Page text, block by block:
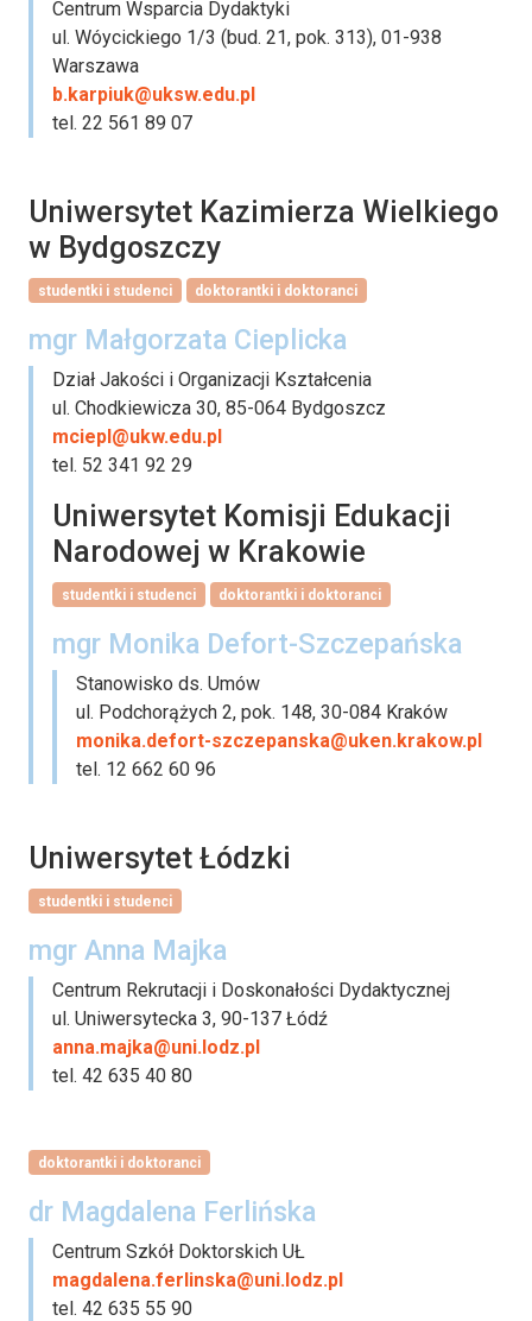
Centrum Wsparcia Dydaktyki
ul. Wóycickiego 1/3 (bud. 21, pok. 313), 01-938
Warszawa
b.karpiuk@uksw.edu.pl
tel. 22 561 89 07
Uniwersytet Kazimierza Wielkiego
w Bydgoszczy
studentki i studenci doktorantki i doktoranci
mgr Małgorzata Cieplicka
Dział Jakości i Organizacji Kształcenia
ul. Chodkiewicza 30, 85-064 Bydgoszcz
mciepl@ukw.edu.pl
tel. 52 341 92 29
Uniwersytet Komisji Edukacji
Narodowej w Krakowie
studentki i studenci doktorantki i doktoranci
mgr Monika Defort-Szczepańska
Stanowisko ds. Umów
ul. Podchorążych 2, pok. 148, 30-084 Kraków
monika.defort-szczepanska@uken.krakow.pl
tel. 12 662 60 96
Uniwersytet Łódzki
studentki i studenci
mgr Anna Majka
Centrum Rekrutacji i Doskonałości Dydaktycznej
ul. Uniwersytecka 3, 90-137 Łódź
anna.majka@uni.lodz.pl
tel. 42 635 40 80
doktorantki i doktoranci
dr Magdalena Ferlińska
Centrum Szkół Doktorskich UŁ
magdalena.ferlinska@uni.lodz.pl
tel. 42 635 55 90